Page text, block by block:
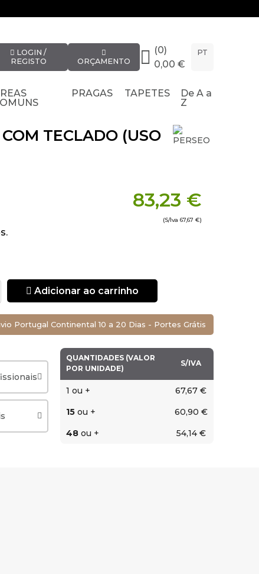
LOGIN /
REGISTO
ORÇAMENTO
(0)
0,00 €
PT
PRAGAS TAPETES
De A a
Z
TECLADO (USO
83,23 €
(S/Iva 67,67 €)
Adicionar ao carrinho
Portugal Continental 10 a 20 Dias - Portes Grátis
QUANTIDADES (VALOR
POR UNIDADE)
S/IVA
1 ou +
67,67 €
15ou +
60,90 €
48ou + 54,14 €